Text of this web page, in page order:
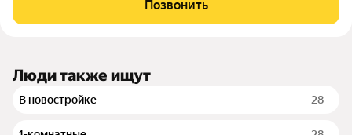
комплекс «Регата»
Позвонить
Люди также ищут
В новостройке 28